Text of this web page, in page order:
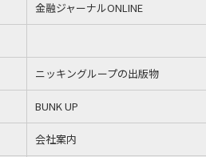
金融ジャーナルONLINE
ニッキングループの出版物
BUNK UP
会社案内